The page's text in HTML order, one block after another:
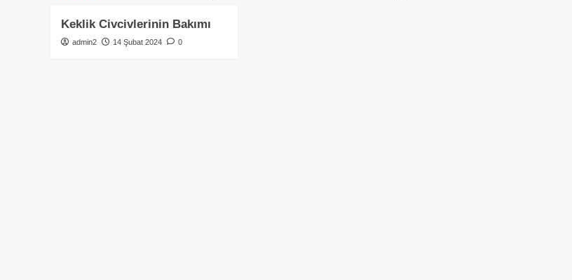
Keklik Civcivlerinin Bakımı
admin2 14 Şubat 2024 0